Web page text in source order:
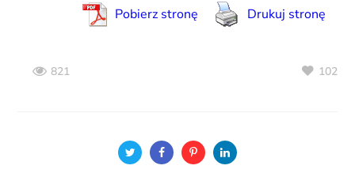
Pobierz stronę Drukuj stronę
821 102